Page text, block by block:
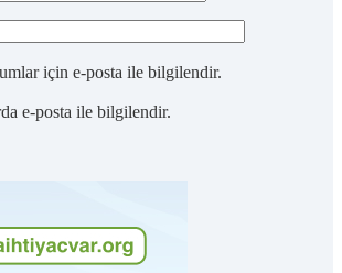
için e-posta ile bilgilendir.
e-posta ile bilgilendir.